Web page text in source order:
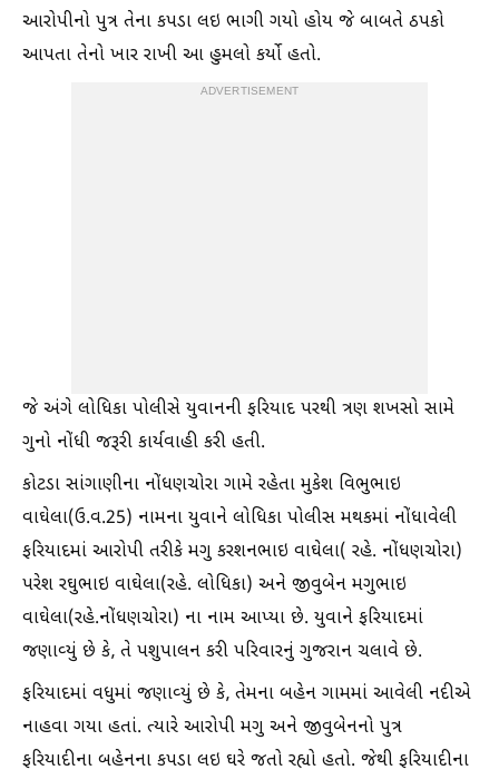
આરોપીનો પુત્ર તેના કપડા લઇ ભાગી ગયો હોય જે બાબતે ઠપકો
આપતા તેનો ખાર રાખી આ હુમલો કર્યો હતો.
ADVERTISEMENT
જે અંગે લોધિકા પોલીસે યુવાનની ફરિયાદ પરથી ત્રણ શખસો સામે
ગુનો નોંધી જરૂરી કાર્યવાહી કરી હતી.
કોટડા સાંગાણીના નોંધણચોરા ગામે રહેતા મુકેશ વિભુભાઇ
વાઘેલા(ઉ.વ.25) નામના યુવાને લોધિકા પોલીસ મથકમાં નોંધાવેલી
ફરિયાદમાં આરોપી તરીકે મગુ કરશનભાઇ વાઘેલા( રહે. નોંધણચોરા)
પરેશ રઘુભાઇ વાઘેલા(રહે. લોધિકા) અને જીવુબેન મગુભાઇ
વાઘેલા(રહે.નોંધણચોરા) ના નામ આપ્યા છે. યુવાને ફરિયાદમાં
જણાવ્યું છે કે, તે પશુપાલન કરી પરિવારનું ગુજરાન ચલાવે છે.
ફરિયાદમાં વધુમાં જણાવ્યું છે કે, તેમના બહેન ગામમાં આવેલી નદીએ
નાહવા ગયા હતાં. ત્યારે આરોપી મગુ અને જીવુબેનનો પુત્ર
ફરિયાદીના બહેનના કપડા લઇ ઘરે જતો રહ્યો હતો. જેથી ફરિયાદીના